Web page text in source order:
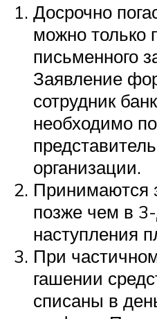
Досрочно
можно только
письменного
Заявление
сотрудник
необходимо
организации.
Принимаются
позже чем в
наступления
При
гашении
списаны в